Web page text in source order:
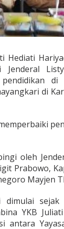
Hediati
Jenderal
di
di
oleh
Prabowo,
Mayjen
dimulai
YKB
antara